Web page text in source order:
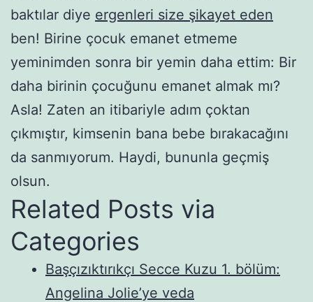
baktılar diye ergenleri size şikayet eden
ben! Birine çocuk emanet etmeme
yeminimden sonra bir yemin daha ettim: Bir
daha birinin çocuğunu emanet almak mı?
Asla! Zaten an itibariyle adım çoktan
çıkmıştır, kimsenin bana bebe bırakacağını
da sanmıyorum. Haydi, bununla geçmiş
olsun.
Related Posts via
Categories
Başçızıktırıkçı Secce Kuzu 1. bölüm:
Angelina Jolie’ye veda